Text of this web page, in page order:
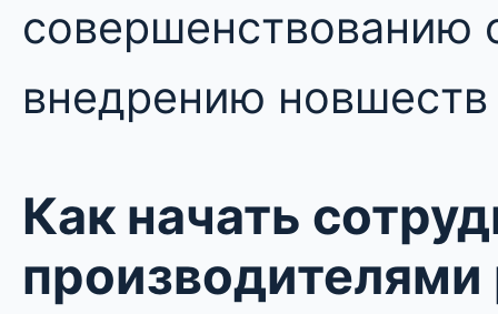
совершенствованию
внедрению
Как начать
производителями